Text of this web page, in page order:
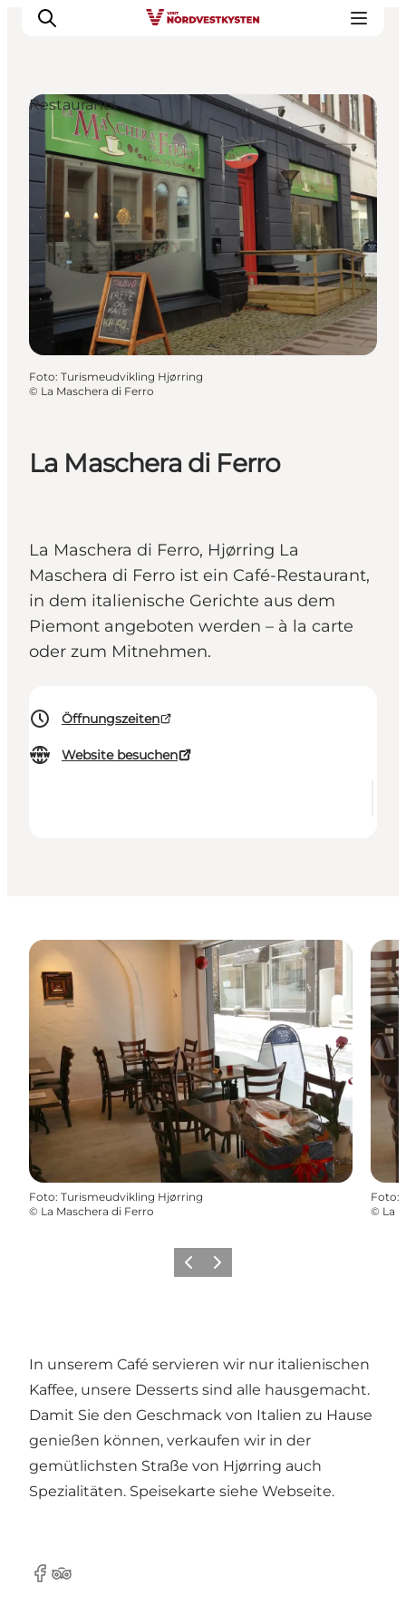
Urlaubsorte
Inspiration
Events
Unterkunft
Mach deine Urlaubsplanung
La Maschera di Ferro
La Maschera di Ferro, Hjørring La
Maschera di Ferro ist ein Café-Restaurant,
in dem italienische Gerichte aus dem
Piemont angeboten werden – à la carte
oder zum Mitnehmen.
Öffnungszeiten
Website besuchen
Restaurants
Foto: Turismeudvikling Hjørring
© La Maschera di Ferro
Foto: Turismeudvikling Hjørring
© La Maschera di Ferro
Foto:
© La
ZurückWeiter
In unserem Café servieren wir nur italienischen
Kaffee, unsere Desserts sind alle hausgemacht.
Damit Sie den Geschmack von Italien zu Hause
genießen können, verkaufen wir in der
gemütlichsten Straße von Hjørring auch
Spezialitäten. Speisekarte siehe Webseite.
Facebook
Tripadvisor